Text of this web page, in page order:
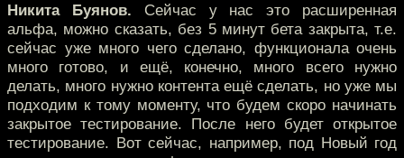
Никита Буянов. Сейчас у нас это расширенная
альфа, можно сказать, без 5 минут бета закрыта, т.е.
сейчас уже много чего сделано, функционала очень
много готово, и ещё, конечно, много всего нужно
делать, много нужно контента ещё сделать, но уже мы
подходим к тому моменту, что будем скоро начинать
закрытое тестирование. После него будет открытое
тестирование. Вот сейчас, например, под Новый год